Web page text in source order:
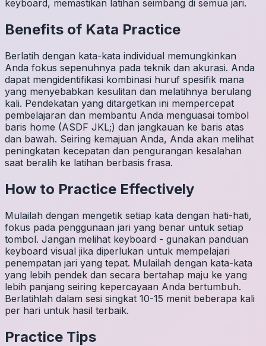
keyboard, memastikan latihan seimbang di semua jari.
Benefits of Kata Practice
Berlatih dengan kata-kata individual memungkinkan
Anda fokus sepenuhnya pada teknik dan akurasi. Anda
dapat mengidentifikasi kombinasi huruf spesifik mana
yang menyebabkan kesulitan dan melatihnya berulang
kali. Pendekatan yang ditargetkan ini mempercepat
pembelajaran dan membantu Anda menguasai tombol
baris home (ASDF JKL;) dan jangkauan ke baris atas
dan bawah. Seiring kemajuan Anda, Anda akan melihat
peningkatan kecepatan dan pengurangan kesalahan
saat beralih ke latihan berbasis frasa.
How to Practice Effectively
Mulailah dengan mengetik setiap kata dengan hati-hati,
fokus pada penggunaan jari yang benar untuk setiap
tombol. Jangan melihat keyboard - gunakan panduan
keyboard visual jika diperlukan untuk mempelajari
penempatan jari yang tepat. Mulailah dengan kata-kata
yang lebih pendek dan secara bertahap maju ke yang
lebih panjang seiring kepercayaan Anda bertumbuh.
Berlatihlah dalam sesi singkat 10-15 menit beberapa kali
per hari untuk hasil terbaik.
Practice Tips